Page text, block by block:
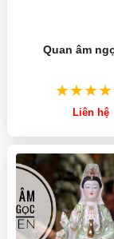
Quan âm
Liên hệ